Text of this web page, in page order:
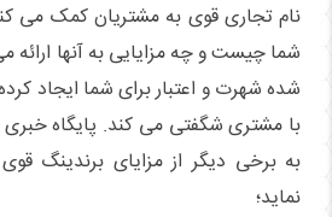
نام تجاری قوی به مشتریان کمک می
شما چیست و چه مزایایی به آنها
شده شهرت و اعتبار برای شما ایجاد
با مشتری شگفتی می کند. پایگاه خبری
به برخی دیگر از مزایای برندینگ
نماید؛